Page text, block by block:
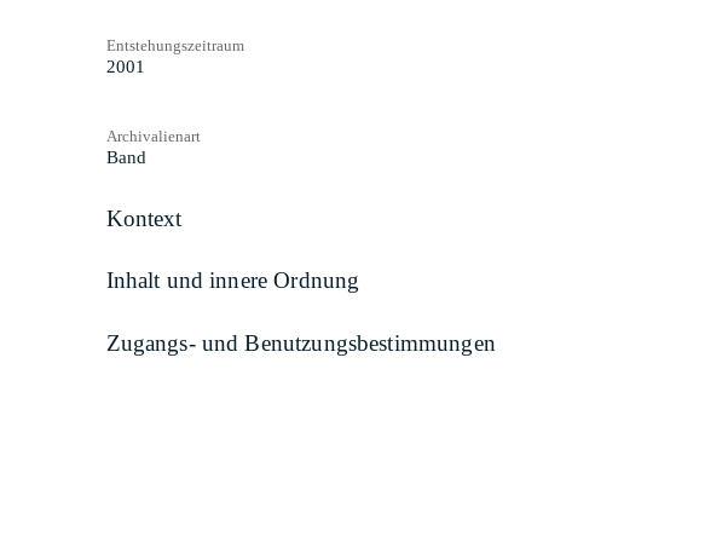
Entstehungszeitraum
2001
Archivalienart
Band
Kontext
Inhalt und innere Ordnung
Zugangs- und Benutzungsbestimmungen